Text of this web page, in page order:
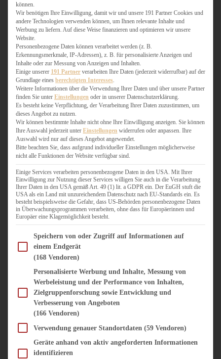
SCHOKOLADIGES
SÜSSES HAUPTGERICHT
TÖRTCHEN
VEGAN SÜSS
WEIHNACHTSBÄCKEREI
HERZHAFT
BURGER & SANDWICHES
FIX AUF DEM TISCH
FLEISCH & FISCH
GRILLEN / BARBECUE
HERZHAFTES BACKEN
ONE-POT-GERICHTE
PASTA & NUDELGERICHTE
PIZZA, TARTES & QUICHES
REIS & RISOTTO
SALATE & SNACKS
SUPPENKASPEREIEN
VORSPEISEN
SÜSS & HERZHAFT
BROTAUFSTRICH
DIPS, SAUCEN, CHUTNEYS
KÜCHENGESCHENKE
können.
Wir benötigen Ihre Einwilligung, damit wir und unsere 191 Partner Cookies und
andere Technologien verwenden können, um Ihnen relevante Inhalte und
Werbung zu liefern. Auf diese Weise finanzieren und optimieren wir unsere
Website.
Personenbezogene Daten können verarbeitet werden (z. B.
Erkennungsmerkmale, IP-Adressen), z. B. für personalisierte Anzeigen und
Inhalte oder zur Messung von Anzeigen und Inhalten.
Einige unserer 191 Partner verarbeiten Ihre Daten (jederzeit widerrufbar) auf der
Grundlage eines berechtigten Interesses
Weitere Informationen über die Verwendung Ihrer Daten und über unsere Partner
finden Sie unter Einstellungen oder in unserer Datenschutzerklärung.
Es besteht keine Verpflichtung, der Verarbeitung Ihrer Daten zuzustimmen, um
dieses Angebot zu nutzen.
Wir können bestimmte Inhalte nicht ohne Ihre Einwilligung anzeigen. Sie können
Ihre Auswahl jederzeit unter Einstellungen widerrufen oder anpassen. Ihre
Auswahl wird nur auf dieses Angebot angewendet.
Bitte beachten Sie, dass aufgrund individueller Einstellungen möglicherweise
nicht alle Funktionen der Website verfügbar sind.
Einige Services verarbeiten personenbezogene Daten in den USA. Mit Ihrer
Einwilligung zur Nutzung dieser Services willigen Sie auch in die Verarbeitung
Ihrer Daten in den USA gemäß Art. 49 (1) lit. a GDPR ein. Der EuGH stuft die
USA als ein Land mit unzureichendem Datenschutz nach EU-Standards ein. Es
besteht beispielsweise die Gefahr, dass US-Behörden personenbezogene Daten
in Überwachungsprogrammen verarbeiten, ohne dass für Europäerinnen und
Europäer eine Klagemöglichkeit besteht.
Im Folgenden finden Sie eine Liste der Zwecke des IAB Transparency and Consent
Speichern von oder Zugriff auf Informationen auf
einem Endgerät
(168 Vendoren)
Personalisierte Werbung und Inhalte, Messung von
Werbeleistung und der Performance von Inhalten,
Zielgruppenforschung sowie Entwicklung und
Verbesserung von Angeboten
(166 Vendoren)
Verwendung genauer Standortdaten (59 Vendoren)
Geräte anhand von aktiv angeforderten Informationen
identifizieren